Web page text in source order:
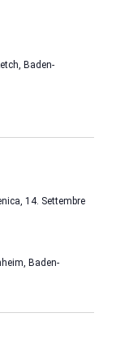
Baden-
14. Settembre
Baden-